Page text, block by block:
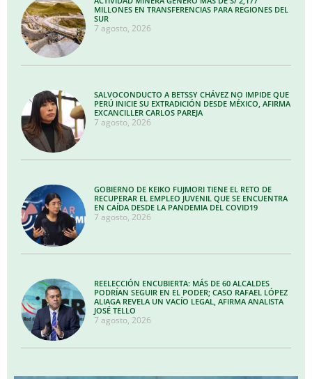
MILLONES EN TRANSFERENCIAS PARA REGIONES DEL
SUR
7 agosto, 2026
SALVOCONDUCTO A BETSSY CHÁVEZ NO IMPIDE QUE
PERÚ INICIE SU EXTRADICIÓN DESDE MÉXICO, AFIRMA
EXCANCILLER CARLOS PAREJA
7 agosto, 2026
GOBIERNO DE KEIKO FUJMORI TIENE EL RETO DE
RECUPERAR EL EMPLEO JUVENIL QUE SE ENCUENTRA
EN CAÍDA DESDE LA PANDEMIA DEL COVID19
7 agosto, 2026
REELECCIÓN ENCUBIERTA: MÁS DE 60 ALCALDES
PODRÍAN SEGUIR EN EL PODER; CASO RAFAEL LÓPEZ
ALIAGA REVELA UN VACÍO LEGAL, AFIRMA ANALISTA
JOSÉ TELLO
7 agosto, 2026